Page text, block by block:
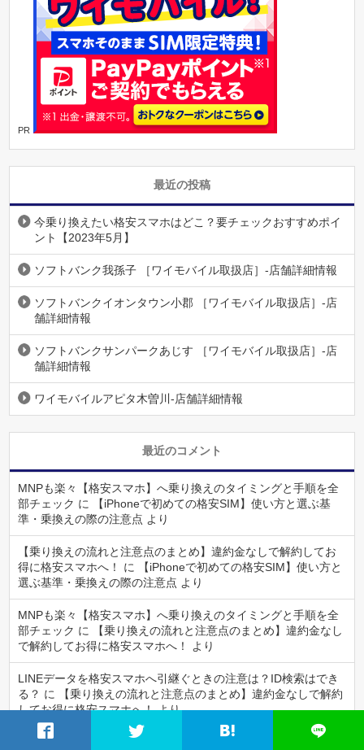
PR
最近の投稿
今乗り換えたい格安スマホはどこ？要チェックおすすめポイ
ント【2023年5月】
ソフトバンク我孫子 ［ワイモバイル取扱店］-店舗詳細情報
ソフトバンクイオンタウン小郡 ［ワイモバイル取扱店］-店
舗詳細情報
ソフトバンクサンパークあじす ［ワイモバイル取扱店］-店
舗詳細情報
ワイモバイルアピタ木曽川-店舗詳細情報
最近のコメント
MNPも楽々【格安スマホ】へ乗り換えのタイミングと手順を全
部チェック に
【iPhoneで初めての格安SIM】使い方と選ぶ基
準・乗換えの際の注意点 より
【乗り換えの流れと注意点のまとめ】違約金なしで解約してお
得に格安スマホへ！
に
【iPhoneで初めての格安SIM】使い方と
選ぶ基準・乗換えの際の注意点 より
MNPも楽々【格安スマホ】へ乗り換えのタイミングと手順を全
部チェック に
【乗り換えの流れと注意点のまとめ】違約金なし
で解約してお得に格安スマホへ！
より
LINEデータを格安スマホへ引継ぐときの注意は？ID検索はでき
る？ に
【乗り換えの流れと注意点のまとめ】違約金なしで解約
してお得に格安スマホへ！より
乗換え時のバックアップとiPhone・Androidの連絡先やデータの